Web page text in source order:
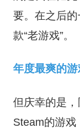
要。在之后
款“老游戏”。
年度最爽的游
但庆幸的是，
Steam的游